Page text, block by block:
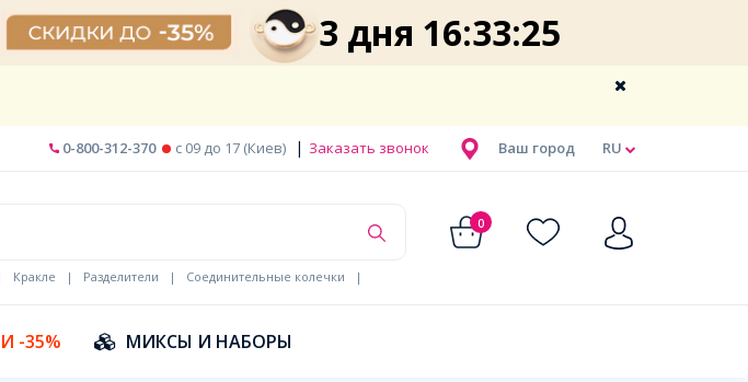
3 дня 16:33:25
RU
Ваш город
0-800-312-370 c 09 до 17 (Киев) | Заказать звонок
0
Кракле | Разделители | Соединительные колечки
|
-35% МИКСЫ И НАБОРЫ